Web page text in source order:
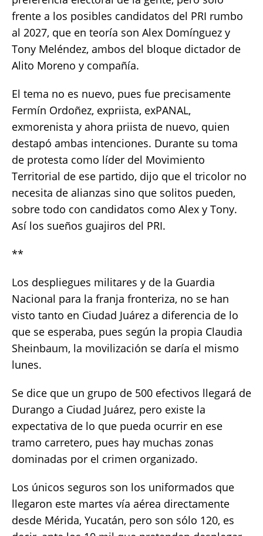
frente a los posibles candidatos del PRI rumbo
al 2027, que en teoría son Alex Domínguez y
Tony Meléndez, ambos del bloque dictador de
Alito Moreno y compañía.
El tema no es nuevo, pues fue precisamente
Fermín Ordoñez, expriista, exPANAL,
exmorenista y ahora priista de nuevo, quien
destapó ambas intenciones. Durante su toma
de protesta como líder del Movimiento
Territorial de ese partido, dijo que el tricolor no
necesita de alianzas sino que solitos pueden,
sobre todo con candidatos como Alex y Tony.
Así los sueños guajiros del PRI.
**
Los despliegues militares y de la Guardia
Nacional para la franja fronteriza, no se han
visto tanto en Ciudad Juárez a diferencia de lo
que se esperaba, pues según la propia Claudia
Sheinbaum, la movilización se daría el mismo
lunes.
Se dice que un grupo de 500 efectivos llegará de
Durango a Ciudad Juárez, pero existe la
expectativa de lo que pueda ocurrir en ese
tramo carretero, pues hay muchas zonas
dominadas por el crimen organizado.
Los únicos seguros son los uniformados que
llegaron este martes vía aérea directamente
desde Mérida, Yucatán, pero son sólo 120, es